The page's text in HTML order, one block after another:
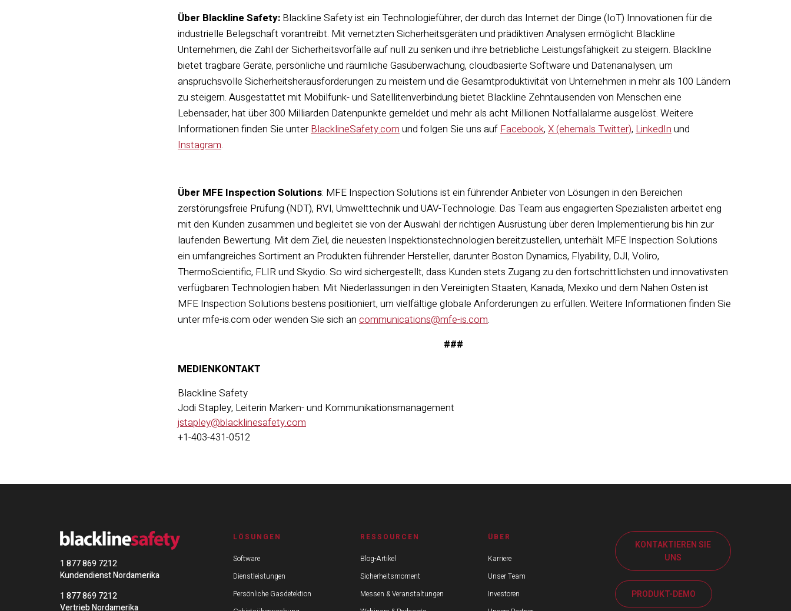
Über Blackline Safety: Blackline Safety ist ein Technologieführer, der durch das Internet der Dinge (IoT) Innovationen für die
industrielle Belegschaft vorantreibt. Mit vernetzten Sicherheitsgeräten und prädiktiven Analysen ermöglicht Blackline
Unternehmen, die Zahl der Sicherheitsvorfälle auf null zu senken und ihre betriebliche Leistungsfähigkeit zu steigern. Blackline
bietet tragbare Geräte, persönliche und räumliche Gasüberwachung, cloudbasierte Software und Datenanalysen, um
anspruchsvolle Sicherheitsherausforderungen zu meistern und die Gesamtproduktivität von Unternehmen in mehr als 100 Ländern
zu steigern. Ausgestattet mit Mobilfunk- und Satellitenverbindung bietet Blackline Zehntausenden von Menschen eine
Lebensader, hat über 300 Milliarden Datenpunkte gemeldet und mehr als acht Millionen Notfallalarme ausgelöst. Weitere
Informationen finden Sie unterBlacklineSafety.comund folgen Sie uns aufFacebook, X (ehemals Twitter), LinkedInund
Instagram.
Über MFE Inspection Solutions: MFE Inspection Solutions ist ein führender Anbieter von Lösungen in den Bereichen
zerstörungsfreie Prüfung (NDT), RVI, Umwelttechnik und UAV-Technologie. Das Team aus engagierten Spezialisten arbeitet eng
mit den Kunden zusammen und begleitet sie von der Auswahl der richtigen Ausrüstung über deren Implementierung bis hin zur
laufenden Bewertung. Mit dem Ziel, die neuesten Inspektionstechnologien bereitzustellen, unterhält MFE Inspection Solutions
ein umfangreiches Sortiment an Produkten führender Hersteller, darunter Boston Dynamics, Flyability, DJI, Voliro,
ThermoScientific, FLIR und Skydio. So wird sichergestellt, dass Kunden stets Zugang zu den fortschrittlichsten und innovativsten
verfügbaren Technologien haben. Mit Niederlassungen in den Vereinigten Staaten, Kanada, Mexiko und dem Nahen Osten ist
MFE Inspection Solutions bestens positioniert, um vielfältige globale Anforderungen zu erfüllen. Weitere Informationen finden Sie
unter mfe-is.com oder wenden Sie sich an communications@mfe-is.com.
###
MEDIENKONTAKT
Blackline Safety
Jodi Stapley, Leiterin Marken- und Kommunikationsmanagement
jstapley@blacklinesafety.com
+1-403-431-0512
1 877 869 7212
Kundendienst Nordamerika
1 877 869 7212
Vertrieb Nordamerika
LÖSUNGEN
Software
Dienstleistungen
Persönliche Gasdetektion
RESSOURCEN
Blog-Artikel
Sicherheitsmoment
Messen & Veranstaltungen
ÜBER
Karriere
Unser Team
Investoren
KONTAKTIEREN SIE
UNS
PRODUKT-DEMO